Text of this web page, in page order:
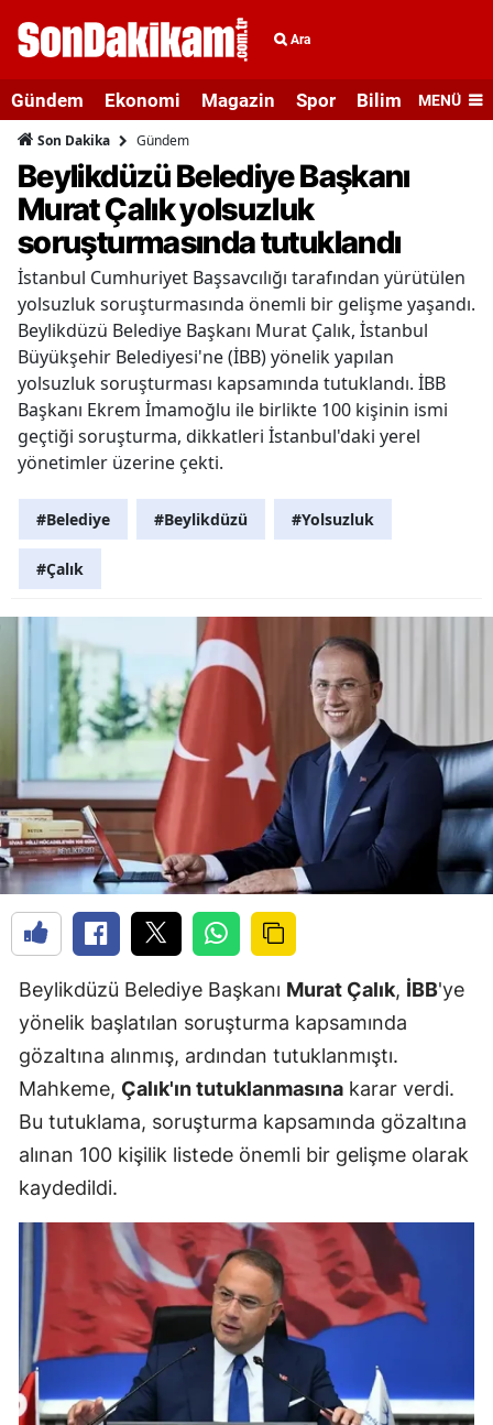
Ara
Gündem Ekonomi Magazin Spor Bilim veMENÜ
Son Dakika Gündem
Beylikdüzü Belediye Başkanı
Murat Çalık yolsuzluk
soruşturmasında tutuklandı
İstanbul Cumhuriyet Başsavcılığı tarafından yürütülen
yolsuzluk soruşturmasında önemli bir gelişme yaşandı.
Beylikdüzü Belediye Başkanı Murat Çalık, İstanbul
Büyükşehir Belediyesi'ne (İBB) yönelik yapılan
yolsuzluk soruşturması kapsamında tutuklandı. İBB
Başkanı Ekrem İmamoğlu ile birlikte 100 kişinin ismi
geçtiği soruşturma, dikkatleri İstanbul'daki yerel
yönetimler üzerine çekti.
#Belediye #Beylikdüzü #Yolsuzluk
#Çalık
Beylikdüzü Belediye Başkanı Murat Çalık, İBB'ye
yönelik başlatılan soruşturma kapsamında
gözaltına alınmış, ardından tutuklanmıştı.
Mahkeme, Çalık'ın tutuklanmasına karar verdi.
Bu tutuklama, soruşturma kapsamında gözaltına
alınan 100 kişilik listede önemli bir gelişme olarak
kaydedildi.